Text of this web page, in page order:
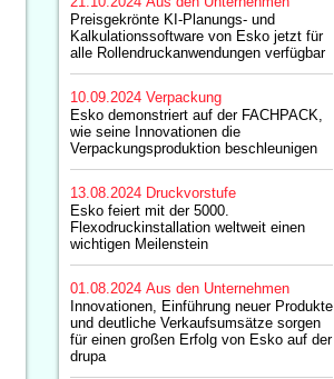
Preisgekrönte KI-Planungs- und
Kalkulationssoftware von Esko jetzt für
alle Rollendruckanwendungen verfügbar
10.09.2024 Verpackung
Esko demonstriert auf der FACHPACK,
wie seine Innovationen die
Verpackungsproduktion beschleunigen
13.08.2024 Druckvorstufe
Esko feiert mit der 5000.
Flexodruckinstallation weltweit einen
wichtigen Meilenstein
01.08.2024 Aus den Unternehmen
Innovationen, Einführung neuer Produkte
und deutliche Verkaufsumsätze sorgen
für einen großen Erfolg von Esko auf der
drupa